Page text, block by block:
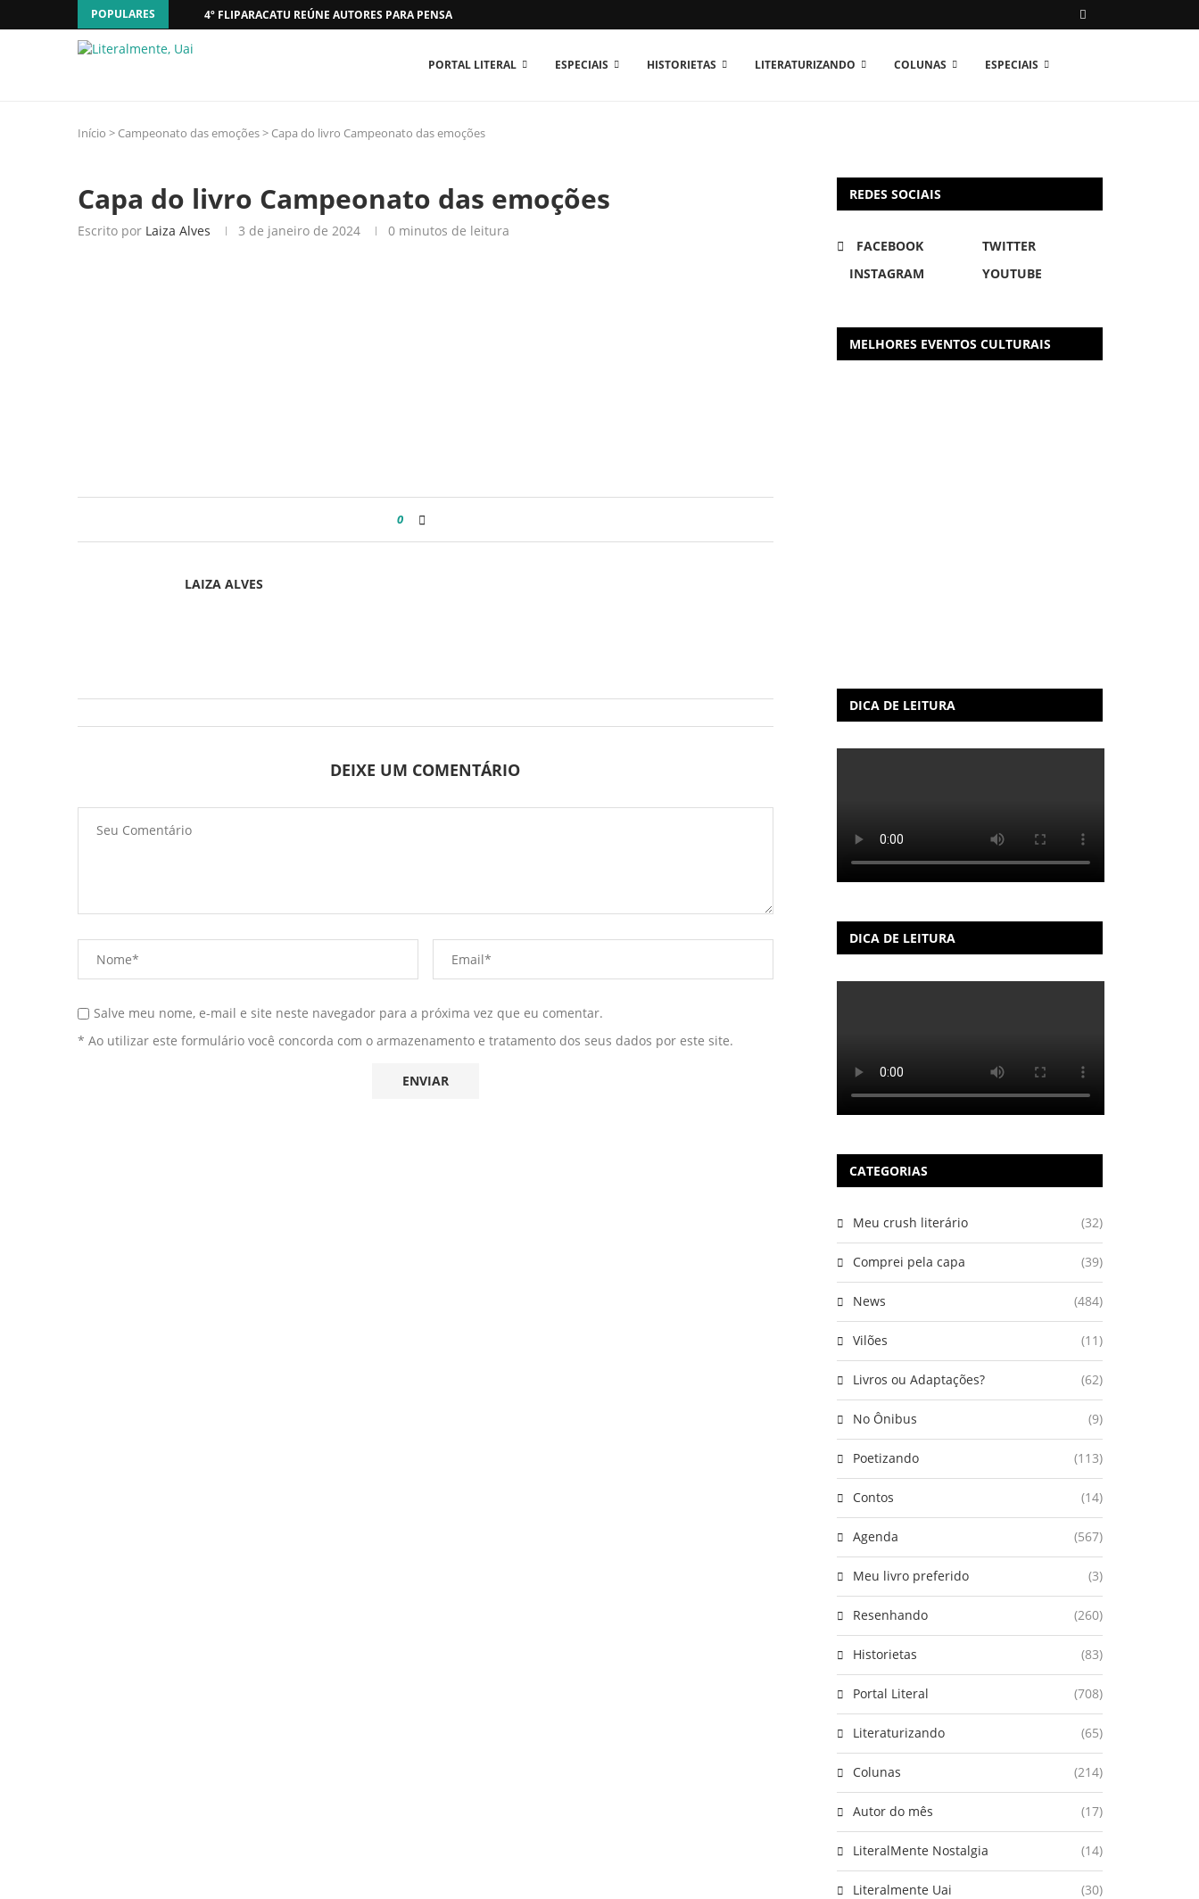
POPULARES 4º FLIPARACATU REÚNE AUTORES PARA PENSAR O MUNDO...
PORTAL LITERAL ESPECIAIS HISTORIETAS LITERATURIZANDO COLUNAS ESPECIAIS
Início > Campeonato das emoções> Capa do livro Campeonato das emoções
Capa do livro Campeonato das emoções
Escrito por Laiza Alves 3 de janeiro de 2024 0 minutos de leitura
0
LAIZA ALVES
DEIXE UM COMENTÁRIO
Salve meu nome, e-mail e site neste navegador para a próxima vez que eu comentar.
* Ao utilizar este formulário você concorda com o armazenamento e tratamento dos seus dados por este site.
REDES SOCIAIS
FACEBOOK
TWITTER
INSTAGRAM
YOUTUBE
MELHORES EVENTOS CULTURAIS
DICA DE LEITURA
DICA DE LEITURA
CATEGORIAS
Meu crush literário (32)
Comprei pela capa (39)
News (484)
Vilões (11)
Livros ou Adaptações? (62)
No Ônibus (9)
Poetizando (113)
Contos (14)
Agenda (567)
Meu livro preferido (3)
Resenhando (260)
Historietas (83)
Portal Literal (708)
Literaturizando (65)
Colunas (214)
Autor do mês (17)
LiteralMente Nostalgia (14)
Literalmente Uai (30)